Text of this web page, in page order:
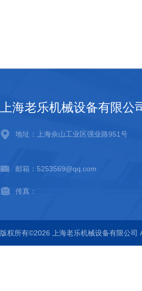
上海老乐机械设备有限公
地址：上海佘山工业区强业路951号
邮箱：5253569@qq.com
传真：
版权所有©2026 上海老乐机械设备有限公